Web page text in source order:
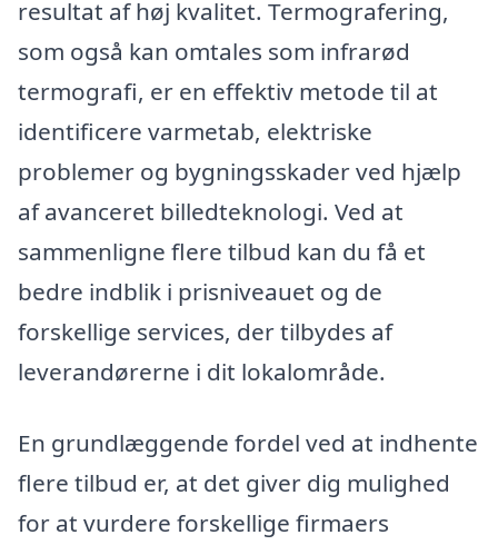
resultat af høj kvalitet. Termografering,
som også kan omtales som infrarød
termografi, er en effektiv metode til at
identificere varmetab, elektriske
problemer og bygningsskader ved hjælp
af avanceret billedteknologi. Ved at
sammenligne flere tilbud kan du få et
bedre indblik i prisniveauet og de
forskellige services, der tilbydes af
leverandørerne i dit lokalområde.
En grundlæggende fordel ved at indhente
flere tilbud er, at det giver dig mulighed
for at vurdere forskellige firmaers